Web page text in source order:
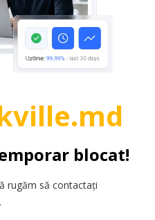
blocat!
rugăm să contactați